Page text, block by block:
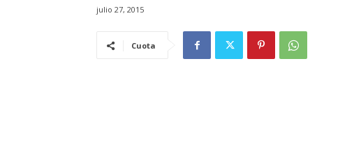
julio 27, 2015
Cuota